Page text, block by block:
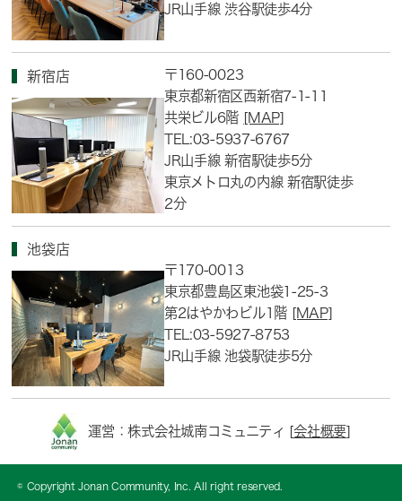
JR山手線 渋谷駅徒歩4分
新宿店
〒160-0023
東京都新宿区西新宿7-1-11
共栄ビル6階 [MAP]
TEL:03-5937-6767
JR山手線 新宿駅徒歩5分
東京メトロ丸の内線 新宿駅徒歩
2分
池袋店
〒170-0013
東京都豊島区東池袋1-25-3
第2はやかわビル1階 [MAP]
TEL:03-5927-8753
JR山手線 池袋駅徒歩5分
運営：株式会社城南コミュニティ [会社概要]
© Copyright Jonan Community, Inc. All right reserved.